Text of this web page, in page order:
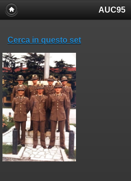
AUC95
Cerca in questo set